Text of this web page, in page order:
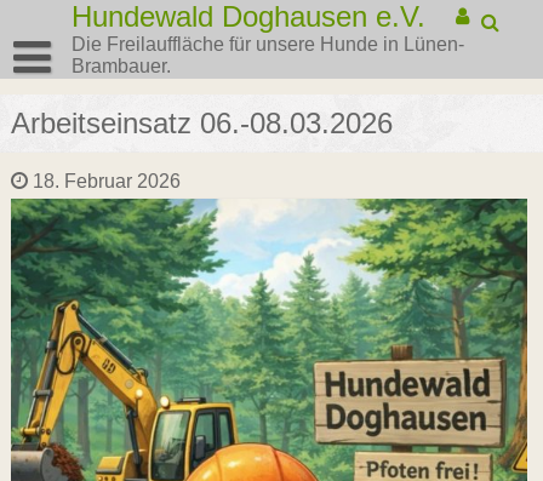
Hundewald Doghausen e.V.
Die Freilauffläche für unsere Hunde in Lünen-
Brambauer.
Arbeitseinsatz 06.-08.03.2026
18. Februar 2026